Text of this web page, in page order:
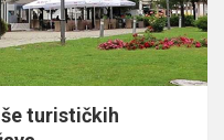
turističkih